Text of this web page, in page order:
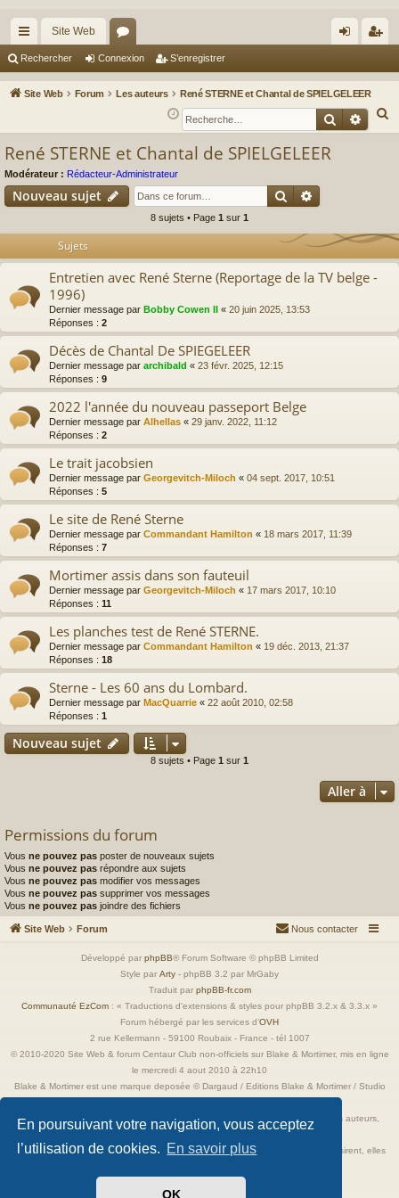
En poursuivant votre navigation, vous acceptez
l’utilisation de cookies. En savoir plus
OK
cc
ès
Site Web
or
u ne
xi
nr
eg
Rechercher Connexion S’enregistrer
Site Web Forum Les auteurs
René STERNE et Chantal de SPIELGELEER
e
René STERNE et Chantal de SPIELGELEER
Modérateur : Rédacteur-Administrateur
Nouveau sujet Rechercher
8 sujets • Page 1 sur 1
Sujets
Entretien avec René Sterne (Reportage de la TV belge -
1996)
Dernier message par Bobby Cowen II « 20 juin 2025, 13:53
Réponses : 2
Décès de Chantal De SPIEGELEER
Dernier message par archibald « 23 févr. 2025, 12:15
Réponses : 9
2022 l'année du nouveau passeport Belge
Dernier message par Alhellas « 29 janv. 2022, 11:12
Réponses : 2
Le trait jacobsien
Dernier message par Georgevitch-Miloch « 04 sept. 2017, 10:51
Réponses : 5
Le site de René Sterne
Dernier message par Commandant Hamilton « 18 mars 2017, 11:39
Réponses : 7
Mortimer assis dans son fauteuil
Dernier message par Georgevitch-Miloch « 17 mars 2017, 10:10
Réponses : 11
Les planches test de René STERNE.
Dernier message par Commandant Hamilton « 19 déc. 2013, 21:37
Réponses : 18
Sterne - Les 60 ans du Lombard.
Dernier message par MacQuarrie « 22 août 2010, 02:58
Réponses : 1
Nouveau sujet
8 sujets • Page 1 sur 1
Aller à
Permissions du forum
Vous ne pouvez pas poster de nouveaux sujets
Vous ne pouvez pas répondre aux sujets
Vous ne pouvez pas modifier vos messages
Vous ne pouvez pas supprimer vos messages
Vous ne pouvez pas joindre des fichiers
Site Web Forum Nous contacter
Développé par phpBB® Forum Software © phpBB Limited
Style par Arty - phpBB 3.2 par MrGaby
Traduit par phpBB-fr.com
Communauté EzCom : « Traductions d'extensions & styles pour phpBB 3.2.x & 3.3.x »
Forum hébergé par les services d’OVH
2 rue Kellermann - 59100 Roubaix - France - tél 1007
© 2010-2020 Site Web & forum Centaur Club non-officiels sur Blake & Mortimer, mis en ligne
le mercredi 4 aout 2010 à 22h10
Blake & Mortimer est une marque deposée © Dargaud / Editions Blake & Mortimer / Studio
Toutes les images incluses dans ces pages sont la propriété exclusive de leurs auteurs,
ayant droits et/ou éditeurs.
Elles ne sont ici qu'à titre de référence ou d'illustration. Si les propriétaires le désirent, elles